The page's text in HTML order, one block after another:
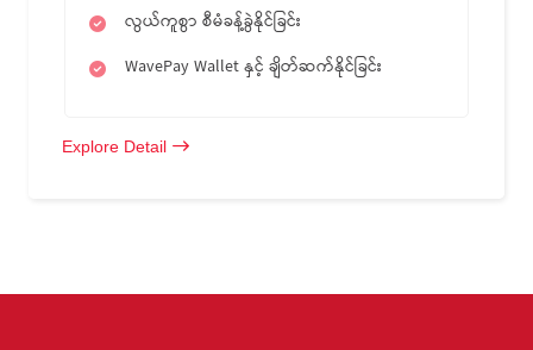
လွယ်ကူစွာ စီမံခန့်ခွဲနိုင်ခြင်း
WavePay Wallet နှင့် ချိတ်ဆက်နိုင်ခြင်း
Explore Detail